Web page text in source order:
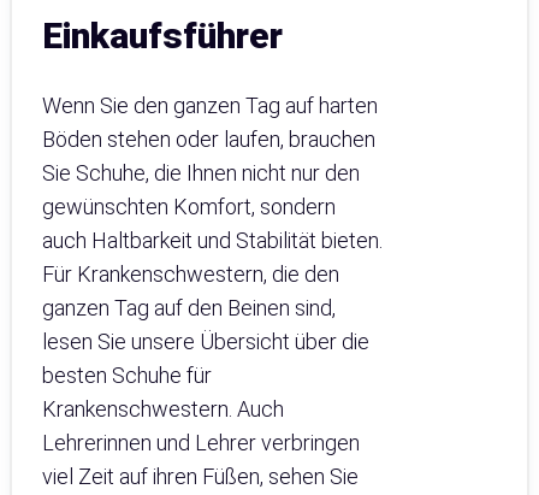
Einkaufsführer
Wenn Sie den ganzen Tag auf harten
Böden stehen oder laufen, brauchen
Sie Schuhe, die Ihnen nicht nur den
gewünschten Komfort, sondern
auch Haltbarkeit und Stabilität bieten.
Für Krankenschwestern, die den
ganzen Tag auf den Beinen sind,
lesen Sie unsere Übersicht über die
besten Schuhe für
Krankenschwestern. Auch
Lehrerinnen und Lehrer verbringen
viel Zeit auf ihren Füßen, sehen Sie